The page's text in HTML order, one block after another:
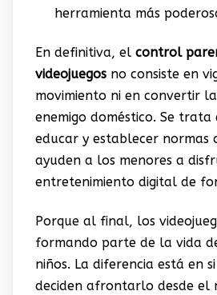
herramienta más
En definitiva, el control
videojuegosno consiste en
movimiento ni en convertir
enemigo doméstico. Se trata
educar y establecer normas
ayuden a los menores a
entretenimiento digital de
Porque al final, los
formando parte de la vida
niños. La diferencia está en
deciden afrontarlo desde el